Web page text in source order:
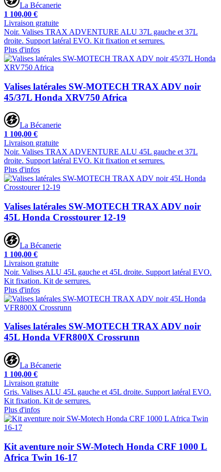
La Bécanerie
1 100,00 €
Livraison gratuite
Noir. Valises TRAX ADVENTURE ALU 37L gauche et 37L
droite. Support latéral EVO. Kit fixation et serrures.
Plus d'infos
Valises latérales SW-MOTECH TRAX ADV noir
45/37L Honda XRV750 Africa
La Bécanerie
1 100,00 €
Livraison gratuite
Noir. Valises TRAX ADVENTURE ALU 45L gauche et 37L
droite. Support latéral EVO. Kit fixation et serrures.
Plus d'infos
Valises latérales SW-MOTECH TRAX ADV noir
45L Honda Crosstourer 12-19
La Bécanerie
1 100,00 €
Livraison gratuite
Noir. Valises ALU 45L gauche et 45L droite. Support latéral EVO.
Kit fixation. Kit de serrures.
Plus d'infos
Valises latérales SW-MOTECH TRAX ADV noir
45L Honda VFR800X Crossrunn
La Bécanerie
1 100,00 €
Livraison gratuite
Gris. Valises ALU 45L gauche et 45L droite. Support latéral EVO.
Kit fixation. Kit de serrures.
Plus d'infos
Kit aventure noir SW-Motech Honda CRF 1000 L
Africa Twin 16-17